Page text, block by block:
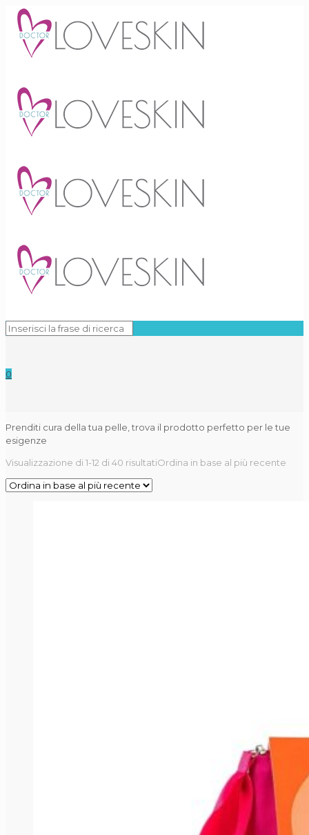
0
Prenditi cura della tua pelle, trova il prodotto perfetto per le tue
esigenze
Visualizzazione di 1-12 di 40 risultatiOrdina in base al più recente